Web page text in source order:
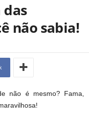
das
não sabia!
não é mesmo? Fama,